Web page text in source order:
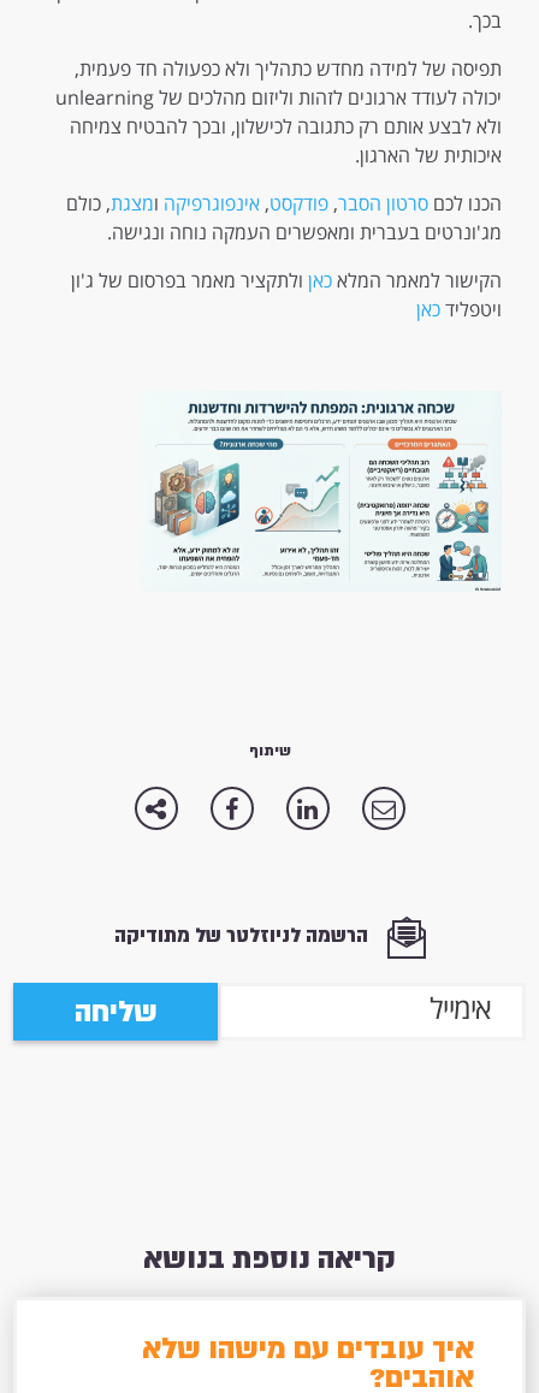
בכך.
תפיסה של למידה מחדש כתהליך ולא כפעולה חד פעמית,
יכולה לעודד ארגונים לזהות וליזום מהלכים של unlearning
ולא לבצע אותם רק כתגובה לכישלון, ובכך להבטיח צמיחה
איכותית של הארגון.
הכנו לכםסרטון הסבר,פודקסט,אינפוגרפיקה ומצגת, כולם
מג'ונרטים בעברית ומאפשרים העמקה נוחה ונגישה.
הקישור למאמר המלאכאן ולתקציר מאמר בפרסום של ג'ון
ויטפלידכאן
שיתוף
הרשמה לניוזלטר של מתודיקה
שליחה
קריאה נוספת בנושא
איך עובדים עם מישהו שלא
אוהבים?